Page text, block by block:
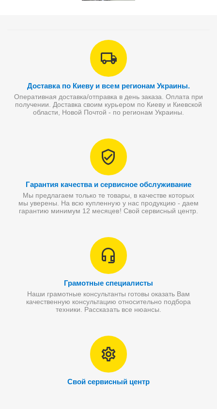
Доставка по Киеву и всем регионам Украины.
Оперативная доставка/отправка в день заказа. Оплата при
получении. Доставка своим курьером по Киеву и Киевской
области, Новой Почтой - по регионам Украины.
Гарантия качества и сервисное обслуживание
Мы предлагаем только те товары, в качестве которых
мы уверены. На всю купленную у нас продукцию - даем
гарантию минимум 12 месяцев! Свой сервисный центр.
Грамотные специалисты
Наши грамотные консультанты готовы оказать Вам
качественную консультацию относительно подбора
техники. Рассказать все нюансы.
Свой сервисный центр